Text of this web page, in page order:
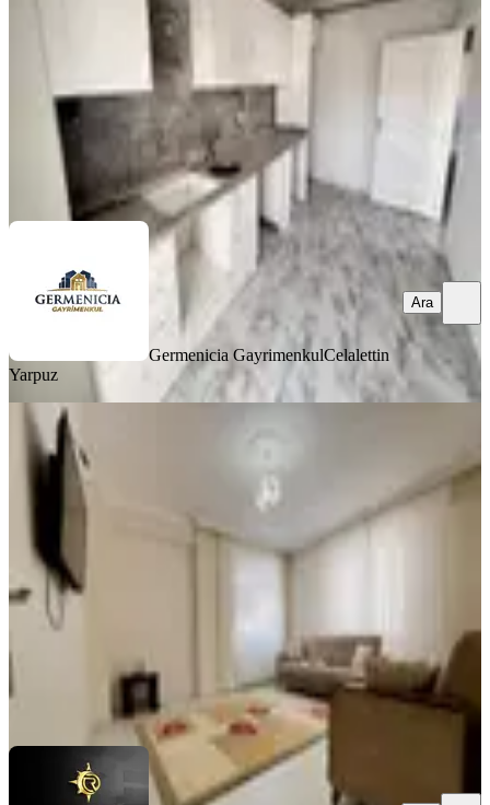
2+1 ·90 m² Yüksek giriş·08.08.2026
2.100.000 ₺
Germenicia Gayrimenkul Celalettin Yarpuz
Germenicia GayrimenkulCelalettin
Yarpuz
Ara
YENİ
Dulkadiroğlu, Yahya Kemal Mahallesi
135 m²· Yüksek giriş ·08.08.2026
YENİ ROTA İNŞAAT EMLAK Taner B